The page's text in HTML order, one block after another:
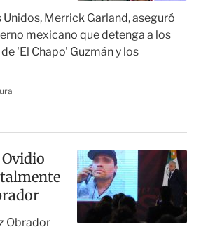
Merrick Garland, aseguró
mexicano que detenga a los
'El Chapo' Guzmán y los
Obrador